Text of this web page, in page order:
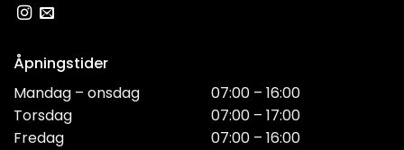
Åpningstider
Mandag – onsdag
Torsdag
Fredag
07:00 – 16:00
07:00 – 17:00
07:00 – 16:00